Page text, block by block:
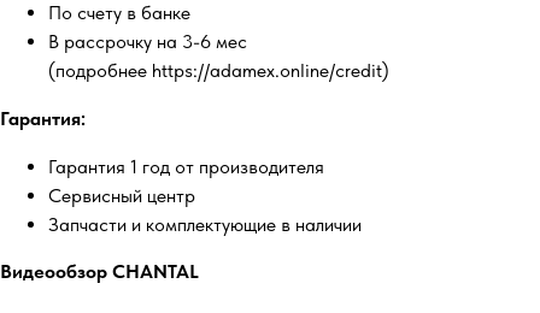
По счету в банке
В рассрочку на 3-6 мес
(подробнее https://adamex.online/credit)
Гарантия:
Гарантия 1 год от производителя
Сервисный центр
Запчасти и комплектующие в наличии
Видеообзор CHANTAL